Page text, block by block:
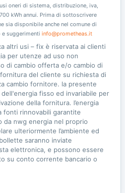
oneri di sistema, distribuzione, iva,
kWh annui. Prima di sottoscrivere
sia disponibile anche nel comune di
e suggerimenti info@prometheas.it
altri usi – fix è riservata ai clienti
per utenze ad uso non
di cambio offerta e/o cambio di
del cliente su richiesta di
cambio fornitore. la presente
fisso ed invariabile per
della fornitura. l’energia
fonti rinnovabili garantite
da nwg energia nel proprio
ulteriormente l’ambiente ed
saranno inviate
elettronica, e possono essere
su conto corrente bancario o